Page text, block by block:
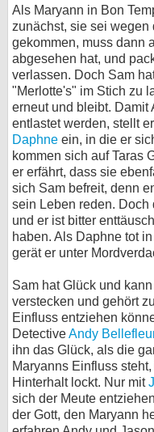
Als Maryann in Bon
zunächst, sie sei
gekommen, muss dann
abgesehen hat, und
verlassen. Doch Sam
"Merlotte's" im Stich zu
erneut und bleibt. Damit
entlastet werden, stellt
Daphne ein, in die er
kommen sich auf Taras
er erfährt, dass sie
sich Sam befreit, denn
sein Leben reden. Doch
und er ist bitter
haben. Als Daphne tot
gerät er unter
Sam hat Glück und
verstecken und gehört
Einfluss entziehen
DetectiveAndy
ihn das Glück, als die
Maryanns Einfluss
Hinterhalt lockt. Nur mit
sich der Meute
der Gott, den Maryann